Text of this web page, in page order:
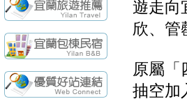
遊走向
欣、管
原屬「
抽空加